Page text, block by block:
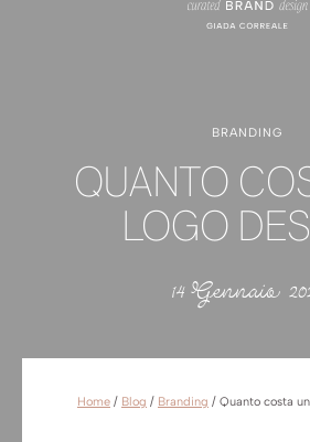
BRANDING
QUANTO
LOGO
14 Gennaio
Home / Blog / Branding / Quanto costa